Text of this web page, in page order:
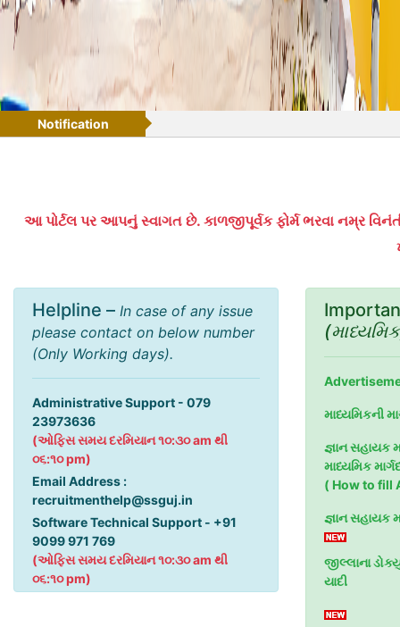
Notification
આ પોર્ટલ પર આપનું સ્વાગત છે. કાળજીપૂર્વક ફોર્મ ભરવા નમ્ર
Helpline – In case of any issue
please contact on below number
(Only Working days).
Administrative Support - 079
23973636
(ઓફિસ સમય દરમિયાન ૧૦:૩૦ am થી
૦૬:૧૦ pm)
Email Address :
recruitmenthelp@ssguj.in
Software Technical Support - +91
9099 971 769
(ઓફિસ સમય દરમિયાન ૧૦:૩૦ am થી
૦૬:૧૦ pm)
માધ્યમિકની
જ્ઞાન સહાયક
માધ્યમિક
( How to fill
જ્ઞાન સહાયક
જીલ્લાના
યાદી